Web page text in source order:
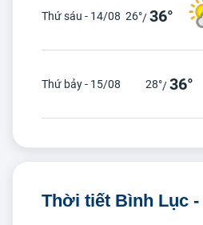
Thứ sáu - 14/08 26°/36°
Thứ bảy - 15/08 28°/36°
Thời tiết Bình Lục -